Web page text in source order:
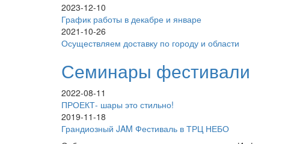
2023-12-10
График работы в декабре и январе
2021-10-26
Осуществляем доставку по городу и области
Семинары фестивали
2022-08-11
ПРОЕКТ- шары это стильно!
2019-11-18
Грандиозный JAM Фестиваль в ТРЦ НЕБО